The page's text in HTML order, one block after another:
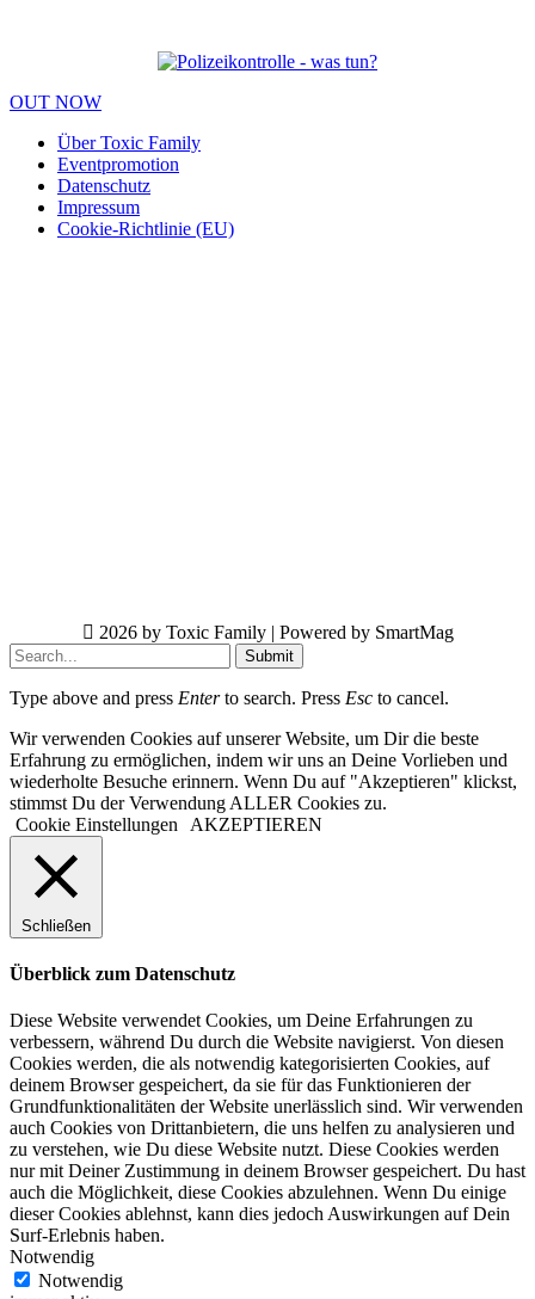
OUT NOW
Über Toxic Family
Eventpromotion
Datenschutz
Impressum
Cookie-Richtlinie (EU)
2026 by Toxic Family | Powered by SmartMag
Submit
Type above and press Enterto search. Press Esc to cancel.
Wir verwenden Cookies auf unserer Website, um Dir die beste
Erfahrung zu ermöglichen, indem wir uns an Deine Vorlieben und
wiederholte Besuche erinnern. Wenn Du auf "Akzeptieren" klickst,
stimmst Du der Verwendung ALLER Cookies zu.
Cookie Einstellungen
AKZEPTIEREN
Schließen
Überblick zum Datenschutz
Diese Website verwendet Cookies, um Deine Erfahrungen zu
verbessern, während Du durch die Website navigierst. Von diesen
Cookies werden, die als notwendig kategorisierten Cookies, auf
deinem Browser gespeichert, da sie für das Funktionieren der
Grundfunktionalitäten der Website unerlässlich sind. Wir verwenden
auch Cookies von Drittanbietern, die uns helfen zu analysieren und
zu verstehen, wie Du diese Website nutzt. Diese Cookies werden
nur mit Deiner Zustimmung in deinem Browser gespeichert. Du hast
auch die Möglichkeit, diese Cookies abzulehnen. Wenn Du einige
dieser Cookies ablehnst, kann dies jedoch Auswirkungen auf Dein
Surf-Erlebnis haben.
Notwendig
Notwendig